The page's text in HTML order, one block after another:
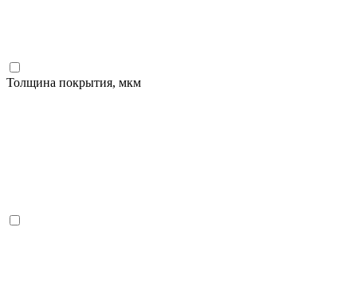
Толщина покрытия, мкм